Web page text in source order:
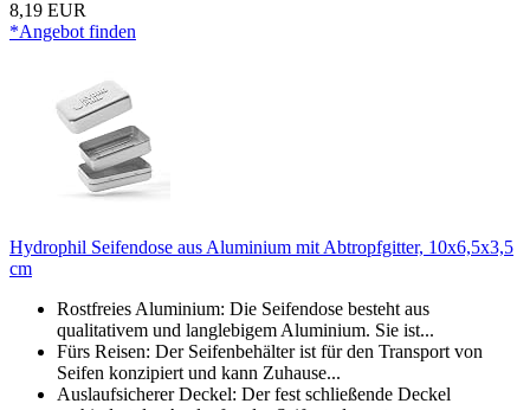
8,19 EUR
*Angebot finden
Hydrophil Seifendose aus Aluminium mit Abtropfgitter, 10x6,5x3,5
cm
Rostfreies Aluminium: Die Seifendose besteht aus
qualitativem und langlebigem Aluminium. Sie ist...
Fürs Reisen: Der Seifenbehälter ist für den Transport von
Seifen konzipiert und kann Zuhause...
Auslaufsicherer Deckel: Der fest schließende Deckel